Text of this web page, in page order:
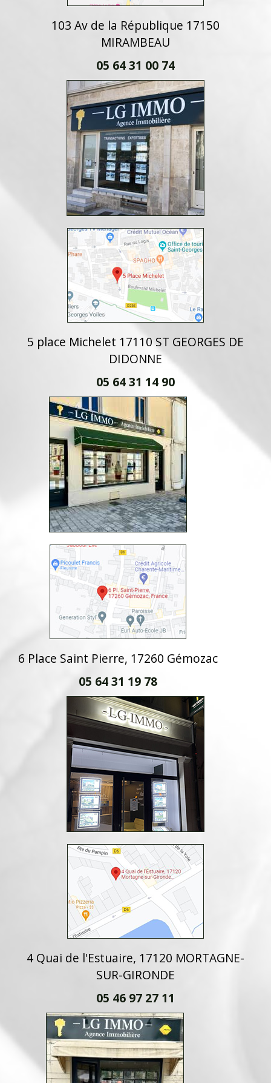
103 Av de la République 17150
MIRAMBEAU
05 64 31 00 74
5 place Michelet 17110 ST GEORGES DE
DIDONNE
05 64 31 14 90
6 Place Saint Pierre, 17260 Gémozac
05 64 31 19 78
4 Quai de l'Estuaire, 17120 MORTAGNE-
SUR-GIRONDE
05 46 97 27 11